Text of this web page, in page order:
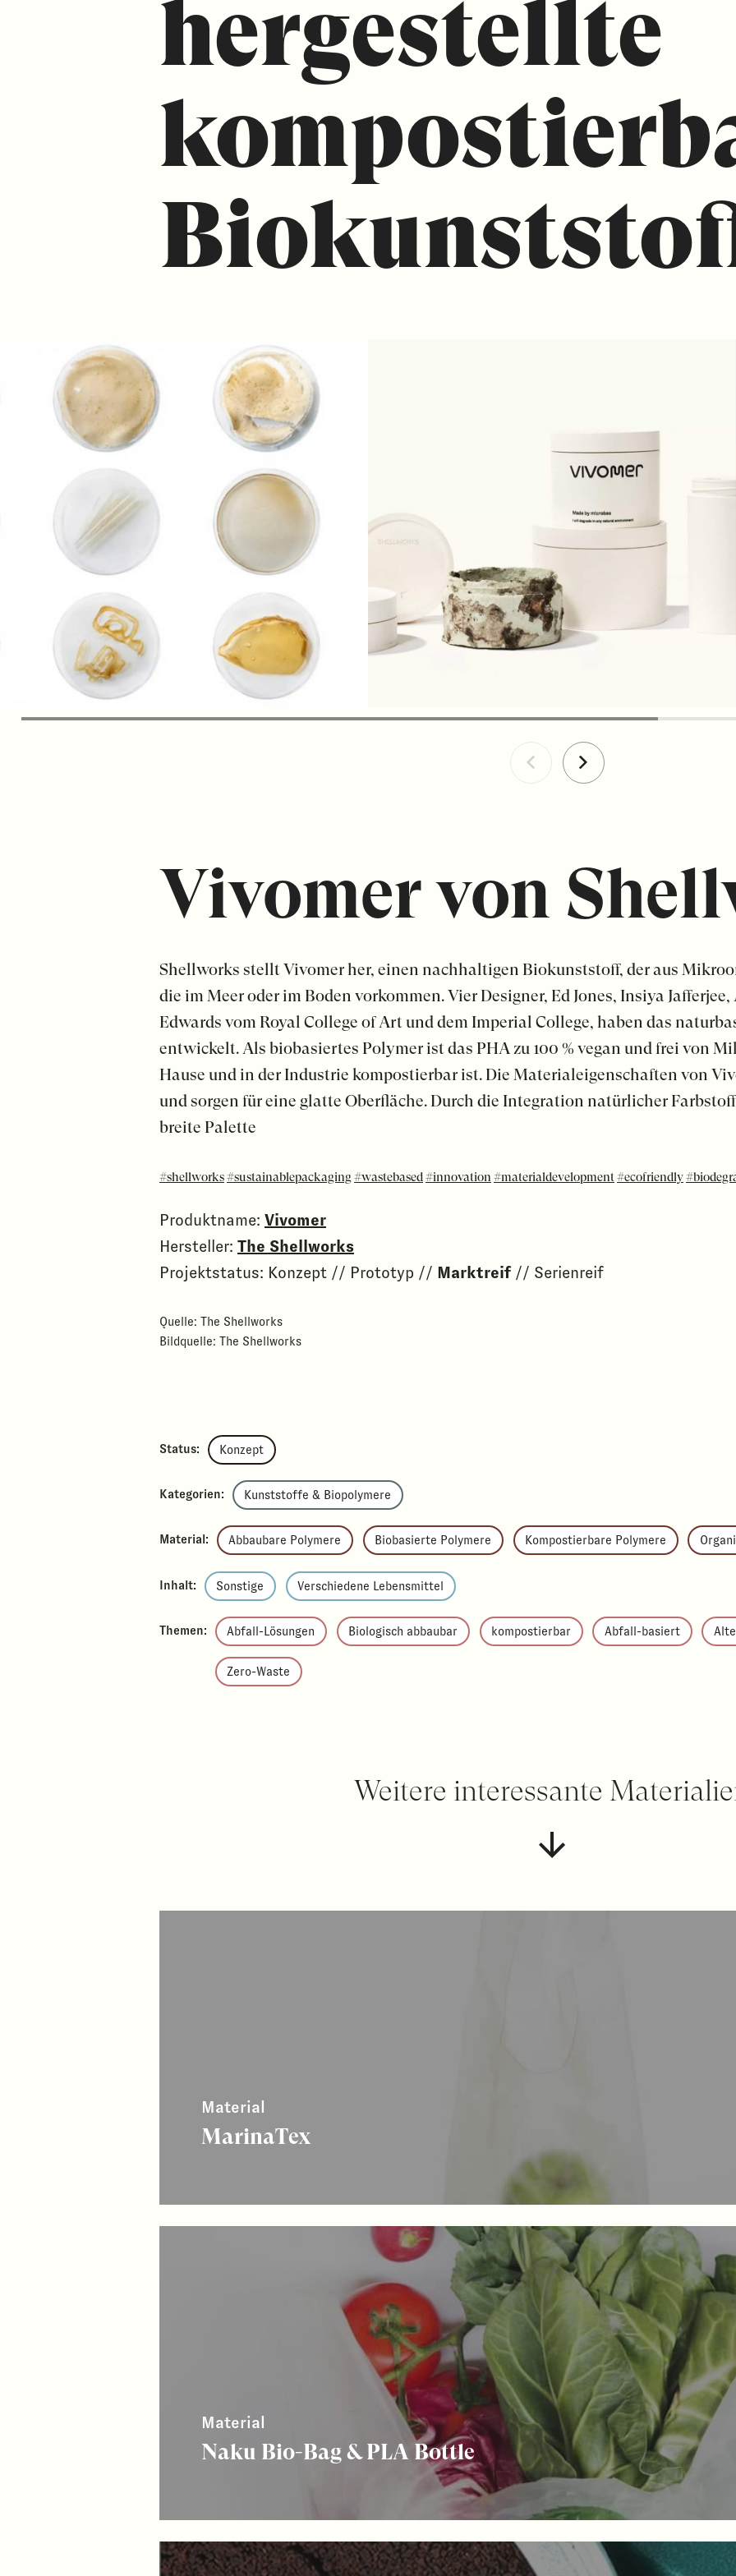
hergestellte
Vivomer von
Shellworks stellt Vivomer her, einen nachhaltigen Biokunststoff, der aus
die im Meer oder im Boden vorkommen. Vier Designer, Ed Jones, Insiya
Edwards vom Royal College of Art und dem Imperial College, haben das
entwickelt. Als biobasiertes Polymer ist das PHA zu 100 % vegan und frei von
Hause und in der Industrie kompostierbar ist. Die Materialeigenschaften von
und sorgen für eine glatte Oberfläche. Durch die Integration natürlicher
breite Palette
#shellworks#sustainablepackaging #wastebased#innovation #materialdevelopment#ecofriendly
Produktname: Vivomer
Hersteller: The Shellworks
Projektstatus: Konzept // Prototyp // Marktreif// Serienreif
Quelle: The Shellworks
Bildquelle: The Shellworks
Status: Konzept
Kategorien: Kunststoffe & Biopolymere
Material: Abbaubare Polymere Biobasierte Polymere Kompostierbare Polymere
Inhalt: Sonstige Verschiedene Lebensmittel
Themen: Abfall-Lösungen Biologisch abbaubar kompostierbar Abfall-basiert
Zero-Waste
Weitere interessante
Material
MarinaTex
Material
Naku Bio-Bag & PLA Bottle